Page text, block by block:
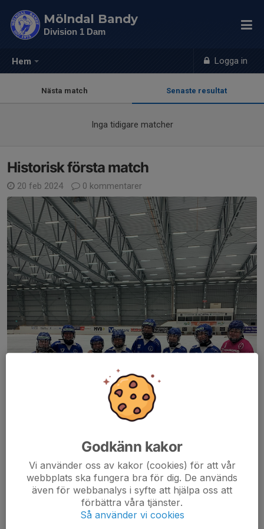
Hem Logga in
Mölndal Bandy
Division 1 Dam
Nästa match Senaste resultat
Inga tidigare matcher
Historisk första match
20 feb 2024 0 kommentarer
Godkänn kakor
Vi använder oss av kakor (cookies) för att vår
webbplats ska fungera bra för dig. De används
även för webbanalys i syfte att hjälpa oss att
förbättra våra tjänster.
Så använder vi cookies